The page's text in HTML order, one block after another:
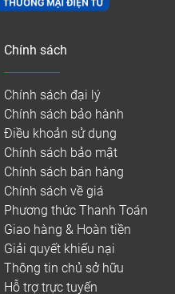
Chính sách
Chính sách đại lý
Chính sách bảo hành
Điều khoản sử dụng
Chính sách bảo mật
Chính sách bán hàng
Chính sách về giá
Phương thức Thanh Toán
Giao hàng & Hoàn tiền
Giải quyết khiếu nại
Thông tin chủ sở hữu
Hỗ trợ trực tuyến